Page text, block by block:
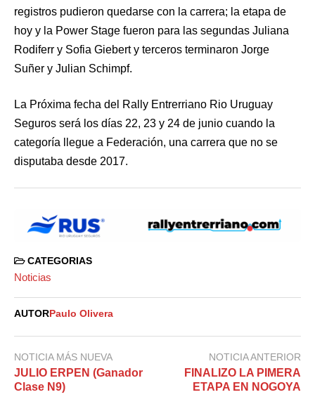
registros pudieron quedarse con la carrera; la etapa de
hoy y la Power Stage fueron para las segundas Juliana
Rodiferr y Sofia Giebert y terceros terminaron Jorge
Suñer y Julian Schimpf.
La Próxima fecha del Rally Entrerriano Rio Uruguay
Seguros será los días 22, 23 y 24 de junio cuando la
categoría llegue a Federación, una carrera que no se
disputaba desde 2017.
CATEGORIAS
Noticias
AUTOR Paulo Olivera
NOTICIA MÁS NUEVA
JULIO ERPEN (Ganador
Clase N9)
NOTICIA ANTERIOR
FINALIZO LA PIMERA
ETAPA EN NOGOYA